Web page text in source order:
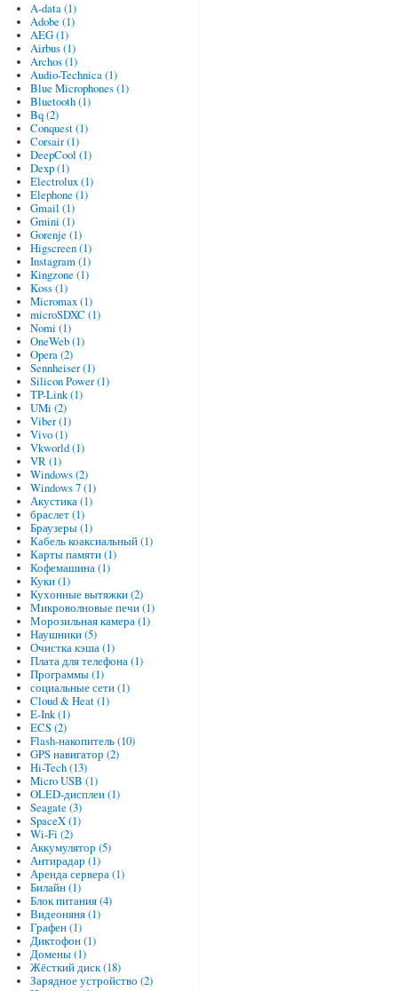
A-data (1)
Adobe (1)
AEG (1)
Airbus (1)
Archos (1)
Audio-Technica (1)
Blue Microphones (1)
Bluetooth (1)
Bq (2)
Conquest (1)
Corsair (1)
DeepCool (1)
Dexp (1)
Electrolux (1)
Elephone (1)
Gmail (1)
Gmini (1)
Gorenje (1)
Higscreen (1)
Instagram (1)
Kingzone (1)
Koss (1)
Micromax (1)
microSDXC (1)
Nomi (1)
OneWeb (1)
Opera (2)
Sennheiser (1)
Silicon Power (1)
TP-Link (1)
UMi (2)
Viber (1)
Vivo (1)
Vkworld (1)
VR (1)
Windows (2)
Windows 7 (1)
Акустика (1)
браслет (1)
Браузеры (1)
Кабель коаксиальный (1)
Карты памяти (1)
Кофемашина (1)
Куки (1)
Кухонные вытяжки (2)
Микроволновые печи (1)
Морозильная камера (1)
Наушники (5)
Очистка кэша (1)
Плата для телефона (1)
Программы (1)
социальные сети (1)
Cloud & Heat (1)
E-Ink (1)
ECS (2)
Flash-накопитель (10)
GPS навигатор (2)
Hi-Tech (13)
Micro USB (1)
OLED-дисплеи (1)
Seagate (3)
SpaceX (1)
Wi-Fi (2)
Аккумулятор (5)
Антирадар (1)
Аренда сервера (1)
Билайн (1)
Блок питания (4)
Видеоняня (1)
Графен (1)
Диктофон (1)
Домены (1)
Жёсткий диск (18)
Зарядное устройство (2)